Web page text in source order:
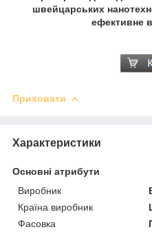
швейцарських
ефективне
Приховати
Характеристики
Основні атрибути
Виробник
Країна виробник
Фасовка